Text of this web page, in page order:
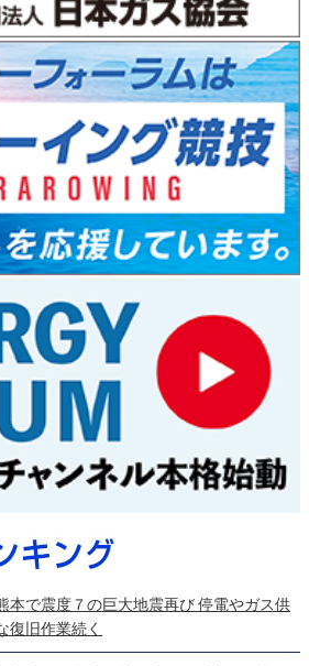
本で震度７の巨大地震再び 停電やガス供
復旧作業続く